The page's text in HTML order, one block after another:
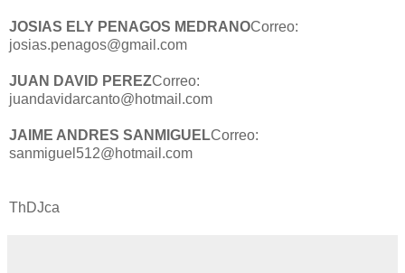
JOSIAS ELY PENAGOS MEDRANOCorreo:
josias.penagos@gmail.com
JUAN DAVID PEREZCorreo:
juandavidarcanto@hotmail.com
JAIME ANDRES SANMIGUELCorreo:
sanmiguel512@hotmail.com
ThDJca